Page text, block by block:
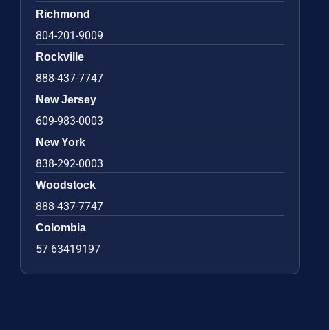
Richmond
804-201-9009
Rockville
888-437-7747
New Jersey
609-983-0003
New York
838-292-0003
Woodstock
888-437-7747
Colombia
57 63419197